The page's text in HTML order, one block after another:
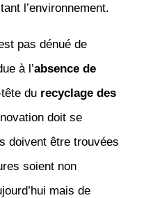
l’environnement.
pas dénué de
à l’absence de
du recyclage des
doit se
doivent être trouvées
soient non
mais de